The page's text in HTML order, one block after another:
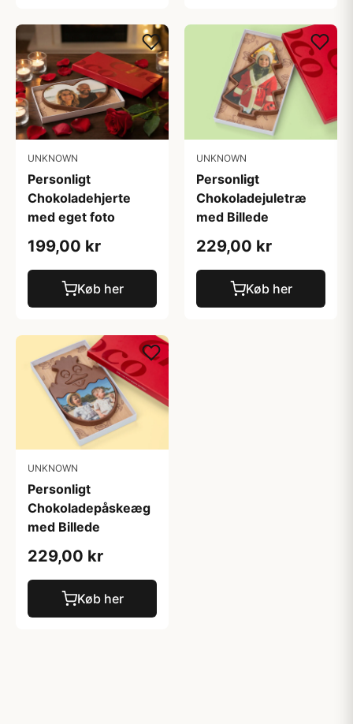
UNKNOWN
Personligt
Chokoladehjerte
med eget foto
199,00 kr
Køb her
UNKNOWN
Personligt
Chokoladejuletræ
med Billede
229,00 kr
Køb her
UNKNOWN
Personligt
Chokoladepåskeæg
med Billede
229,00 kr
Køb her